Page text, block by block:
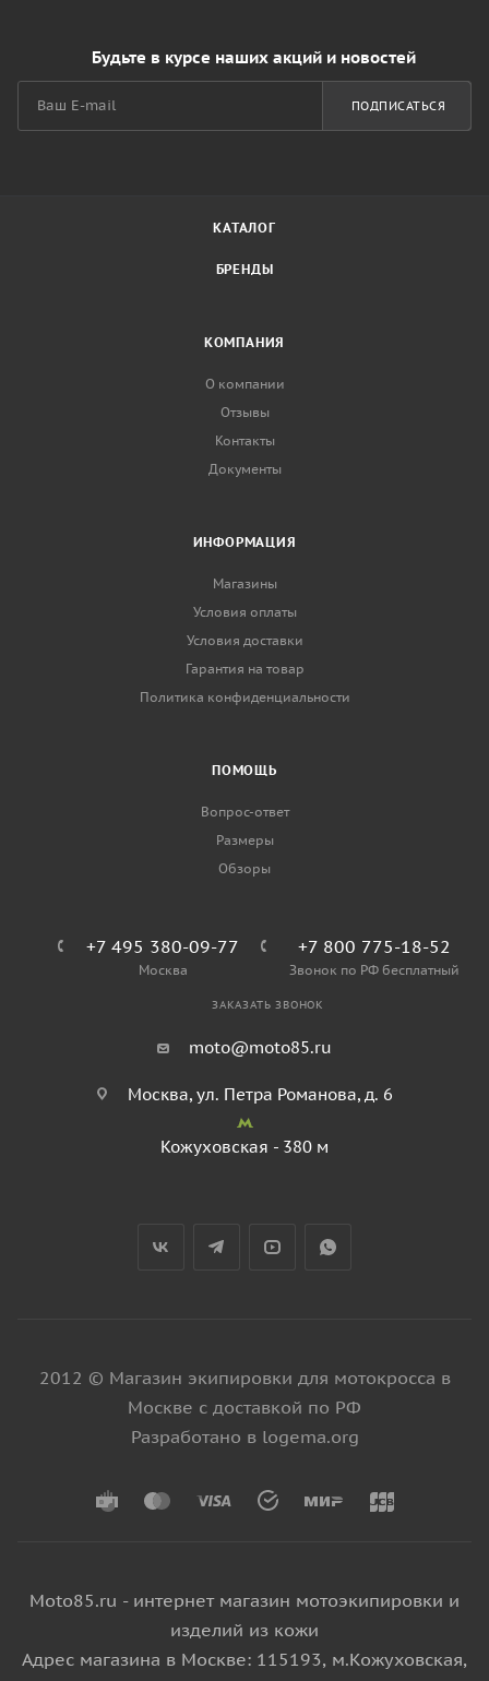
Будьте в курсе наших акций и новостей
ПОДПИСАТЬСЯ
КАТАЛОГ
БРЕНДЫ
КОМПАНИЯ
О компании
Отзывы
Контакты
Документы
ИНФОРМАЦИЯ
Магазины
Условия оплаты
Условия доставки
Гарантия на товар
Политика конфиденциальности
ПОМОЩЬ
Вопрос-ответ
Размеры
Обзоры
+7 495 380-09-77
Москва
+7 800 775-18-52
Звонок по РФ бесплатный
ЗАКАЗАТЬ ЗВОНОК
moto@moto85.ru
Москва, ул. Петра Романова, д. 6
Кожуховская - 380 м
2012 © Магазин экипировки для мотокросса в
Москве с доставкой по РФ
Разработано в logema.org
Moto85.ru - интернет магазин мотоэкипировки и
изделий из кожи
Адрес магазина в Москве: 115193, м.Кожуховская,